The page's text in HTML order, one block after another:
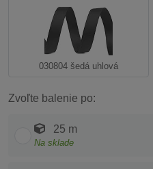
030804 šedá uhlová
Zvoľte balenie po:
25 m
Na sklade